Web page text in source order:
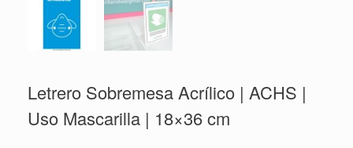
Letrero Sobremesa Acrílico | ACHS |
Uso Mascarilla | 18×36 cm